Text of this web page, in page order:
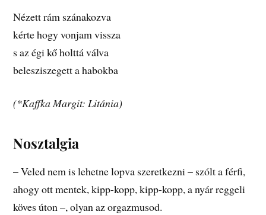
Nézett rám szánakozva
kérte hogy vonjam vissza
s az égi kő holttá válva
belesziszegett a habokba
(*Kaffka Margit: Litánia)
Nosztalgia
– Veled nem is lehetne lopva szeretkezni – szólt a férfi,
ahogy ott mentek, kipp-kopp, kipp-kopp, a nyár reggeli
köves úton –, olyan az orgazmusod.